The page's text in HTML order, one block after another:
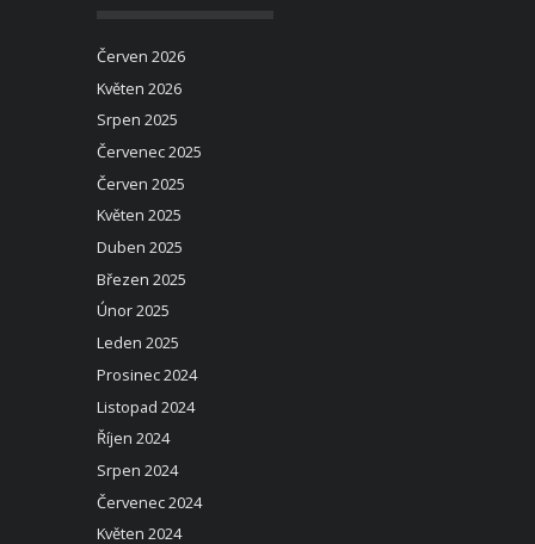
Červen 2026
Květen 2026
Srpen 2025
Červenec 2025
Červen 2025
Květen 2025
Duben 2025
Březen 2025
Únor 2025
Leden 2025
Prosinec 2024
Listopad 2024
Říjen 2024
Srpen 2024
Červenec 2024
Květen 2024